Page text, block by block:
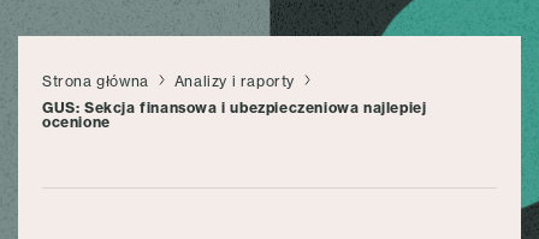
Strona główna
Analizy i raporty
GUS: Sekcja finansowa i ubezpieczeniowa najlepiej
ocenione